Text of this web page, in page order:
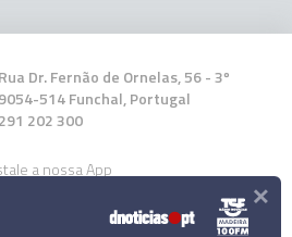
Rua Dr. Fernão de Ornelas, 56 - 3º
9054-514 Funchal, Portugal
291 202 300
a nossa App ×